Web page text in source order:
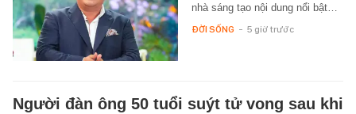
nhà sáng tạo nội dung nổi bật…
ĐỜI SỐNG - 5 giờ trước
Người đàn ông 50 tuổi suýt tử vong sau khi